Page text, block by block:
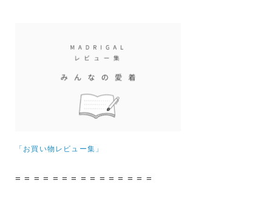
「お買い物レビュー集」
= = = = = = = = = = = = = = =